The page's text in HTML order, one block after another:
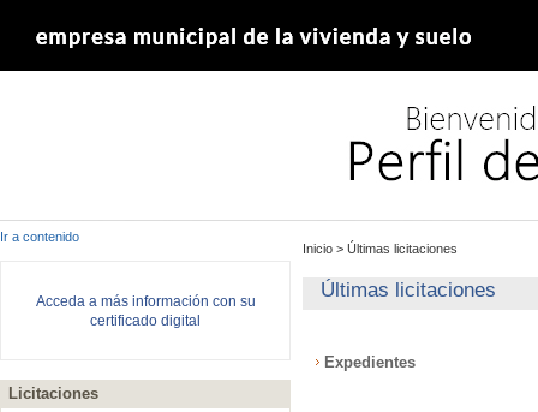
Ir a contenido
Acceda a más información con su
certificado digital
Licitaciones
Inicio > Últimas licitaciones
Últimas licitaciones
Expedientes